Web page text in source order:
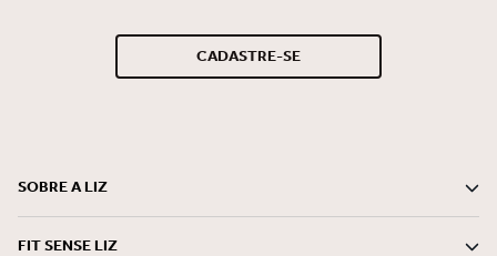
CADASTRE-SE
SOBRE A LIZ
FIT SENSE LIZ